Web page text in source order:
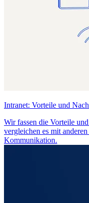
Intranet: Vorteile und
Wir fassen die Vorteile
vergleichen es mit
Kommunikation.